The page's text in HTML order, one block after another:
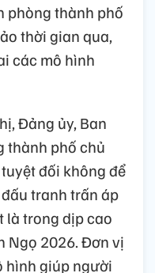
phòng thành phố
thời gian qua,
các mô hình
Đảng ủy, Ban
thành phố chủ
đối không để
tranh trấn áp
là trong dịp cao
Ngọ 2026. Đơn vị
hình giúp người